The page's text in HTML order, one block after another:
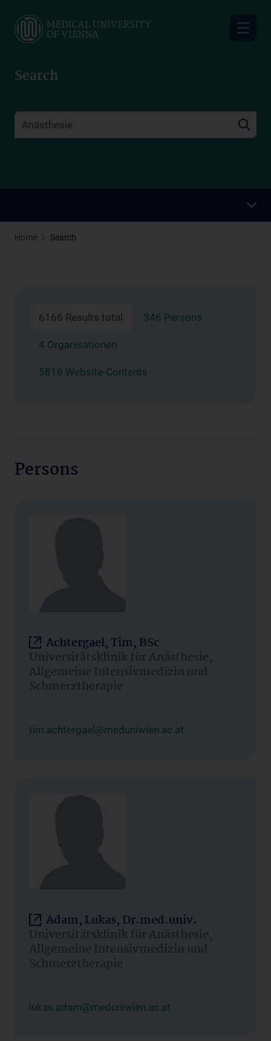
main
Search
Home Search
6166 Results total 346 Persons
4 Organisationen
5816 Website-Contents
Persons
Achtergael, Tim, BSc
Universitätsklinik für Anästhesie,
Allgemeine Intensivmedizin und
Schmerztherapie
tim.achtergael@meduniwien.ac.at
Adam, Lukas, Dr.med.univ.
Universitätsklinik für Anästhesie,
Allgemeine Intensivmedizin und
Schmerztherapie
lukas.adam@meduniwien.ac.at